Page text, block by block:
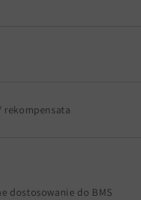
rekompensata
dostosowanie do BMS